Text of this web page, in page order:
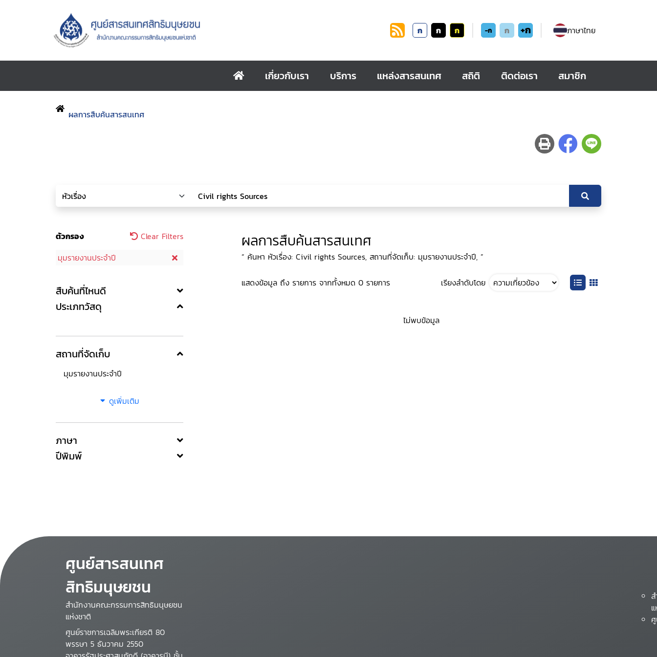
ก ก ก -ก ก +ก ภาษาไทย
เกี่ยวกับเรา บริการ แหล่งสารสนเทศ สถิติ ติดต่อเรา สมาชิก
ผลการสืบค้นสารสนเทศ
ตัวกรอง
Clear Filters
มุมรายงานประจำปี
สืบค้นที่ไหนดี
ประเภทวัสดุ
สถานที่จัดเก็บ
มุมรายงานประจำปี
ดูเพิ่มเติม
ภาษา
ปีพิมพ์
ผลการสืบค้นสารสนเทศ
“ ค้นหา หัวเรื่อง: Civil rights Sources, สถานที่จัดเก็บ: มุมรายงานประจำปี, ”
แสดงข้อมูล ถึง รายการ จากทั้งหมด 0 รายการ เรียงลำดับโดย
ไม่พบข้อมูล
ศูนย์สารสนเทศ
สิทธิมนุษยชน
สำนักงานคณะกรรมการสิทธิมนุษยชน
แห่งชาติ
ศูนย์ราชการเฉลิมพระเกียรติ 80
พรรษา 5 ธันวาคม 2550